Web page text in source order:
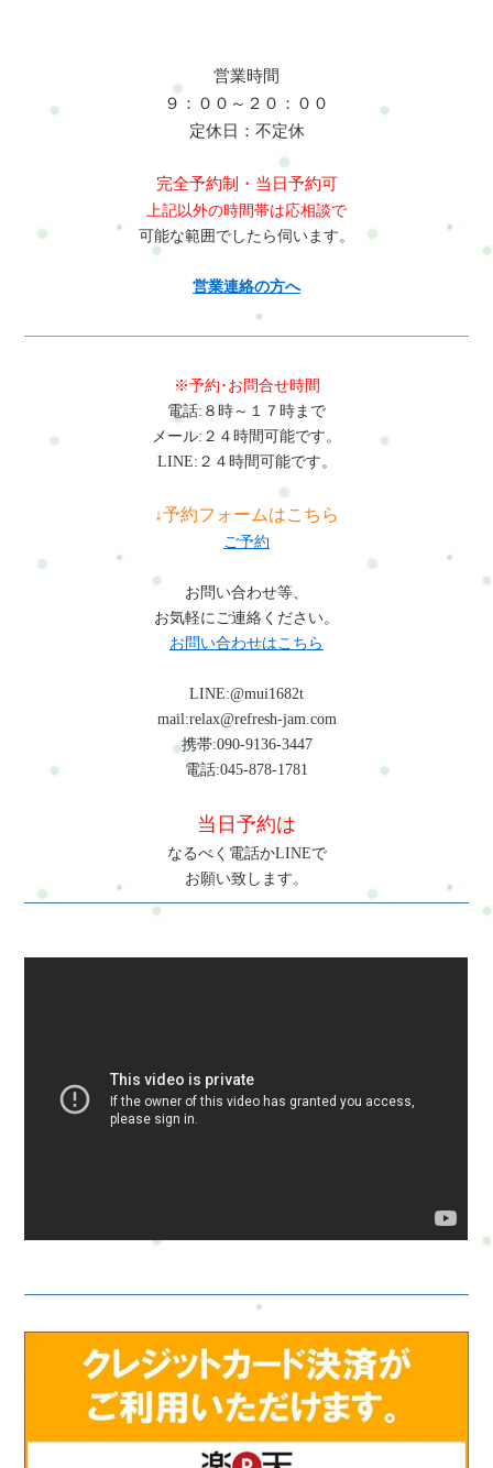
営業時間
９：００～２０：００
定休日：不定休
完全予約制・当日予約可
上記以外の時間帯は応相談で
可能な範囲でしたら伺います。
営業連絡の方へ
※予約･お問合せ時間
電話:８時～１７時まで
メール:２４時間可能です。
LINE:２４時間可能です。
↓予約フォームはこちら
ご予約
お問い合わせ等、
お気軽にご連絡ください。
お問い合わせはこちら
LINE:@mui1682t
mail:relax@refresh-jam.com
携帯:090-9136-3447
電話:045-878-1781
当日予約は
なるべく電話かLINEで
お願い致します。